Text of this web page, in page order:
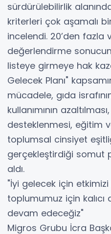
sürdürülebilirlik
kriterleri çok aşamalı
incelendi. 20’den fazla
değerlendirme
listeye girmeye hak
Gelecek Planı"
mücadele, gıda
kullanımının
desteklenmesi, eğitim
toplumsal cinsiyet
gerçekleştirdiği somut
aldı.
"İyi gelecek için
toplumumuz için
devam edeceğiz"
Migros Grubu İcra